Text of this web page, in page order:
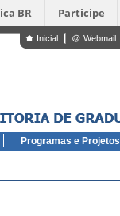
BR Participe
Inicial Webmail
Programas e Projetos